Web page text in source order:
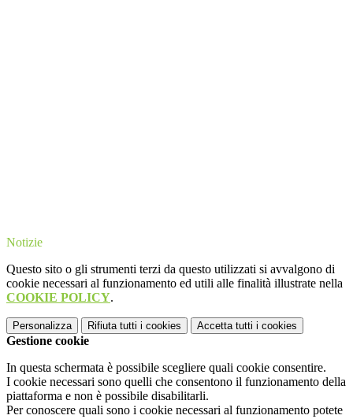
Notizie
Questo sito o gli strumenti terzi da questo utilizzati si avvalgono di
cookie necessari al funzionamento ed utili alle finalità illustrate nella
COOKIE POLICY.
Personalizza Rifiuta tutti i cookies Accetta tutti i cookies
Gestione cookie
In questa schermata è possibile scegliere quali cookie consentire.
I cookie necessari sono quelli che consentono il funzionamento della
piattaforma e non è possibile disabilitarli.
Per conoscere quali sono i cookie necessari al funzionamento potete